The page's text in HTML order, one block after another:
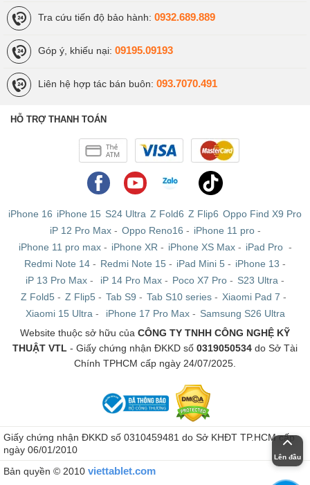
Tra cứu tiến độ bảo hành: 0932.689.889
Góp ý, khiếu nại: 09195.09193
Liên hệ hợp tác bán buôn: 093.7070.491
HỖ TRỢ THANH TOÁN
iPhone 16 iPhone 15 S24 Ultra Z Fold6 Z Flip6 Oppo Find X9 Pro
iP 12 Pro Max- Oppo Reno16 - iPhone 11 pro-
iPhone 11 pro max- iPhone XR - iPhone XS Max- iPad Pro -
Redmi Note 14 - Redmi Note 15 - iPad Mini 5 - iPhone 13 -
iP 13 Pro Max - iP 14 Pro Max - Poco X7 Pro - S23 Ultra -
Z Fold5 - Z Flip5 - Tab S9 - Tab S10 series - Xiaomi Pad 7 -
Xiaomi 15 Ultra - iPhone 17 Pro Max- Samsung S26 Ultra
Website thuộc sở hữu của CÔNG TY TNHH CÔNG NGHỆ KỸ
THUẬT VTL - Giấy chứng nhận ĐKKD số 0319050534 do Sở Tài
Chính TPHCM cấp ngày 24/07/2025.
Giấy chứng nhận ĐKKD số 0310459481 do Sở KHĐT TP.HCM cấp
ngày 06/01/2010
Bản quyền © 2010 viettablet.com
Lên đầu